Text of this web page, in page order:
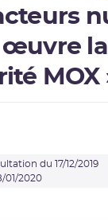
œuvre
MOX
du 17/12/2019
01/2020